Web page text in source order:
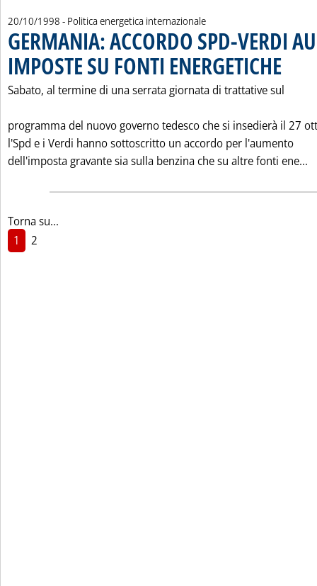
20/10/1998 - Politica energetica internazionale
GERMANIA: ACCORDO SPD-VERDI
IMPOSTE SU FONTI ENERGETICHE
Sabato, al termine di una serrata giornata di trattative sul
programma del nuovo governo tedesco che si insedierà il 27
l'Spd e i Verdi hanno sottoscritto un accordo per l'aumento
dell'imposta gravante sia sulla benzina che su altre fonti ene...
Torna su...
1
2